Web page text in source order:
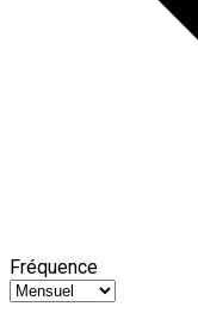
Fréquence